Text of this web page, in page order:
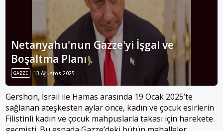
Netanyahu'nun Gazze'yi İşgal ve
Boşaltma Planı
GAZZE 13 Ağustos 2025
Gershon, İsrail ile Hamas arasında 19 Ocak 2025’te
sağlanan ateşkesten aylar önce, kadın ve çocuk esirlerin
Filistinli kadın ve çocuk mahpuslarla takası için harekete